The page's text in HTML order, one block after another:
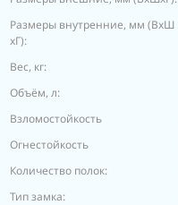
Размеры внутренние, мм (ВхШ
хГ):
Вес, кг:
Объём, л:
Взломостойкость
Огнестойкость
Количество полок:
Тип замка: